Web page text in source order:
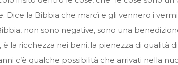
Dice la Bibbia che marcì e gli vennero i
non sono negative, sono una
la ricchezza nei beni, la pienezza di qualità
c’è qualche possibilità che arrivati nella